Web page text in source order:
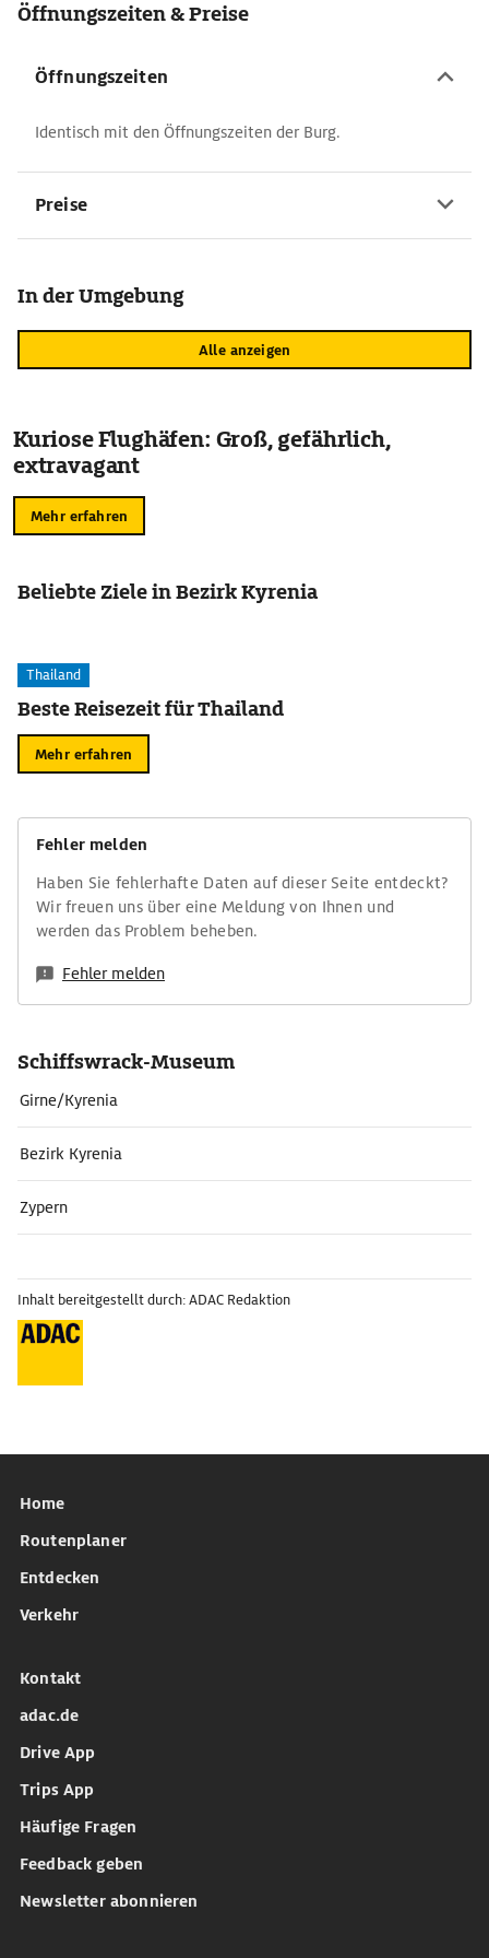
Öffnungszeiten & Preise
Öffnungszeiten
Identisch mit den Öffnungszeiten der Burg.
Preise
In der Umgebung
Alle anzeigen
Kuriose Flughäfen: Groß, gefährlich,
extravagant
Mehr erfahren
Beliebte Ziele in Bezirk Kyrenia
Thailand
Beste Reisezeit für Thailand
Mehr erfahren
Fehler melden
Haben Sie fehlerhafte Daten auf dieser Seite entdeckt?
Wir freuen uns über eine Meldung von Ihnen und
werden das Problem beheben.
Fehler melden
Schiffswrack-Museum
Girne/Kyrenia
Bezirk Kyrenia
Zypern
Inhalt bereitgestellt durch: ADAC Redaktion
Home
Routenplaner
Entdecken
Verkehr
Kontakt
adac.de
Drive App
Trips App
Häufige Fragen
Feedback geben
Newsletter abonnieren